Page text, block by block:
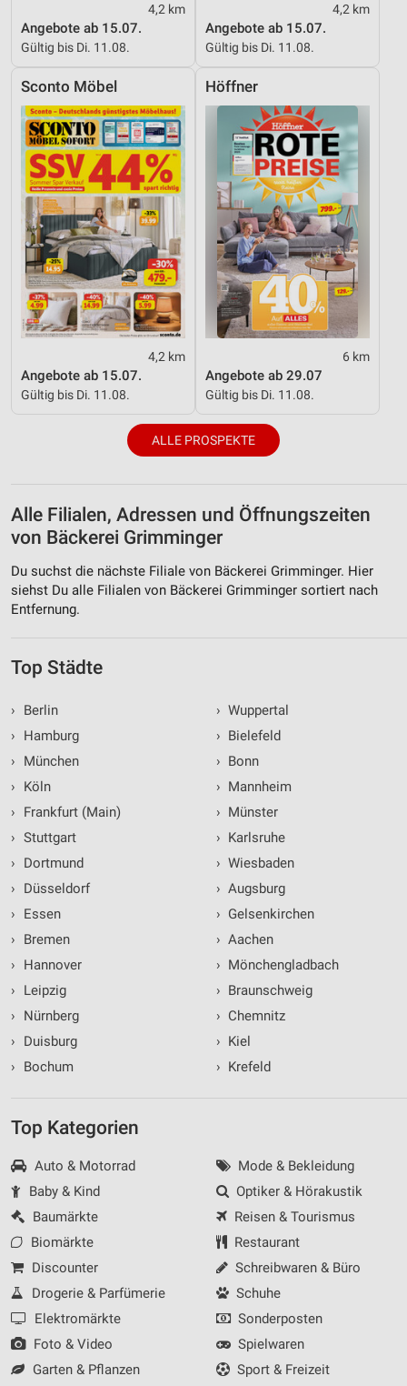
4,2 km
Angebote ab 15.07.
Gültig bis Di. 11.08.
4,2 km
Angebote ab 15.07.
Gültig bis Di. 11.08.
Sconto Möbel
4,2 km
Angebote ab 15.07.
Gültig bis Di. 11.08.
Höffner
6 km
Angebote ab 29.07
Gültig bis Di. 11.08.
ALLE PROSPEKTE
Alle Filialen, Adressen und Öffnungszeiten
von Bäckerei Grimminger
Du suchst die nächste Filiale von Bäckerei Grimminger. Hier
siehst Du alle Filialen von Bäckerei Grimminger sortiert nach
Entfernung.
Top Städte
›
Berlin
›
Hamburg
›
München
›
Köln
›
Frankfurt (Main)
› Stuttgart
›
Dortmund
›
Düsseldorf
›
Essen
›
Bremen
›
Hannover
›
Leipzig
›
Nürnberg
›
Duisburg
›
Bochum
› Wuppertal
› Bielefeld
› Bonn
› Mannheim
› Münster
› Karlsruhe
› Wiesbaden
› Augsburg
› Gelsenkirchen
› Aachen
› Mönchengladbach
› Braunschweig
› Chemnitz
› Kiel
› Krefeld
Top Kategorien
Auto & Motorrad
Baby & Kind
Baumärkte
Biomärkte
Discounter
Drogerie & Parfümerie
Elektromärkte
Foto & Video
Garten & Pflanzen
Mode & Bekleidung
Optiker & Hörakustik
Reisen & Tourismus
Restaurant
Schreibwaren & Büro
Schuhe
Sonderposten
Spielwaren
Sport & Freizeit